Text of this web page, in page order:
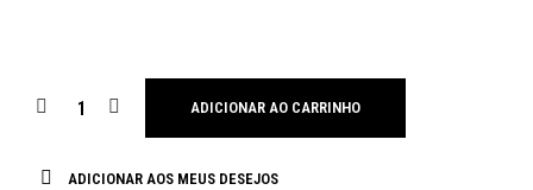
ADICIONAR AO CARRINHO
ADICIONAR AOS MEUS DESEJOS